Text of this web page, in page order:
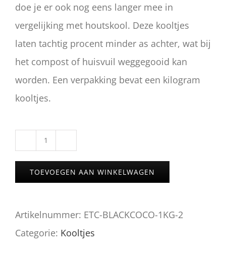
doe je er ook nog eens langer mee in
vergelijking met houtskool. Deze kooltjes
laten tachtig procent minder as achter, wat bij
het compost of huisvuil weggegooid kan
worden. Een verpakking bevat een kilogram
kooltjes.
1
kilo
kooltjes
Cocobration
aantal
TOEVOEGEN AAN WINKELWAGEN
Artikelnummer: ETC-BLACKCOCO-1KG-2
Categorie: Kooltjes